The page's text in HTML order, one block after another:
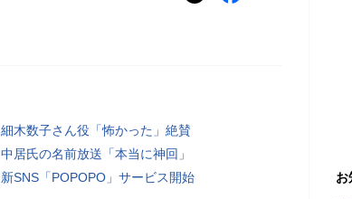
細木数子さん役「怖かった」絶賛
中居氏の名前放送「本当に神回」
新SNS「POPOPO」サービス開始 お